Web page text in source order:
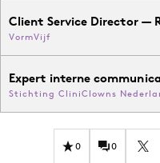
Client Service Director —
VormVijf
Expert interne
Stichting CliniClowns
0 0